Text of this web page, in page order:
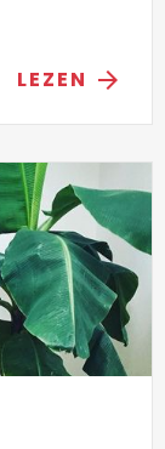
LEZEN arrow_forward